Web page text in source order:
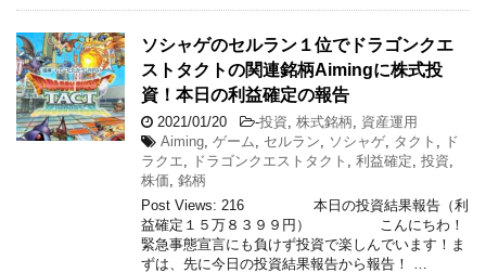
ソシャゲのセルラン１位でドラゴンクエ
ストタクトの関連銘柄Aimingに株式投
資！本日の利益確定の報告
2021/01/20 -投資 株式銘柄
資産運用
Aiming ゲーム セルラン ソシャゲ タクト
ド
ラクエ
ドラゴンクエストタクト 利益確定 投資
株価 銘柄
Post Views: 216 本日の投資結果報告（利
益確定１５万８３９９円） こんにちわ！
緊急事態宣言にも負けず投資で楽しんでいます！ま
ずは、先に今日の投資結果報告から報告！ …